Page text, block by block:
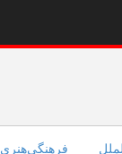
فرهنگی‌هنری